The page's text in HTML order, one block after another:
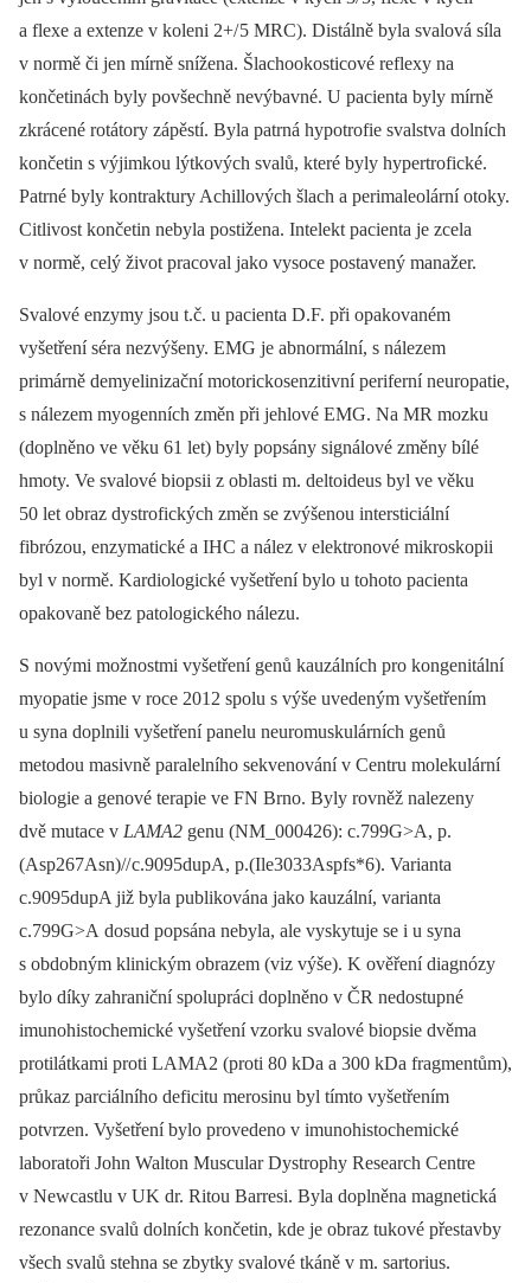
a flexe a extenze v koleni 2+/ 5 MRC). Distálně byla svalová síla
v normě či jen mírně snížena. Šlachookosticové reflexy na
končetinách byly povšechně nevýbavné. U pacienta byly mírně
zkrácené rotátory zápěstí. Byla patrná hypotrofie svalstva dolních
končetin s výjimkou lýtkových svalů, které byly hypertrofické.
Patrné byly kontraktury Achillových šlach a perimaleolární otoky.
Citlivost končetin nebyla postižena. Intelekt pacienta je zcela
v normě, celý život pracoval jako vysoce postavený manažer.
Svalové enzymy jsou t.č. u pacienta D.F. při opakovaném
vyšetření séra nezvýšeny. EMG je abnormální, s nálezem
primárně demyelinizační motorickosenzitivní periferní neuropatie,
s nálezem myogenních změn při jehlové EMG. Na MR mozku
(doplněno ve věku 61 let) byly popsány signálové změny bílé
hmoty. Ve svalové biopsii z oblasti m. deltoideus byl ve věku
50 let obraz dystrofických změn se zvýšenou intersticiální
fibrózou, enzymatické a IHC a nález v elektronové mikroskopii
byl v normě. Kardiologické vyšetření bylo u tohoto pacienta
opakovaně bez patologického nálezu.
S novými možnostmi vyšetření genů kauzálních pro kongenitální
myopatie jsme v roce 2012 spolu s výše uvedeným vyšetřením
u syna doplnili vyšetření panelu neuromuskulárních genů
metodou masivně paralelního sekvenování v Centru molekulární
biologie a genové terapie ve FN Brno. Byly rovněž nalezeny
dvě mutace v LAMA2 genu (NM_000426): c.799G>A, p.
(Asp267Asn)// c.9095dupA, p.(Ile3033Aspfs*6). Varianta
c.9095dupA již byla publikována jako kauzální, varianta
c.799G>A dosud popsána nebyla, ale vyskytuje se i u syna
s obdobným klinickým obrazem (viz výše). K ověření diagnózy
bylo díky zahraniční spolupráci doplněno v ČR nedostupné
imunohistochemické vyšetření vzorku svalové biopsie dvěma
protilátkami proti LAMA2 (proti 80 kDa a 300 kDa fragmentům),
průkaz parciálního deficitu merosinu byl tímto vyšetřením
potvrzen. Vyšetření bylo provedeno v imunohistochemické
laboratoři John Walton Muscular Dystrophy Research Centre
v Newcastlu v UK dr. Ritou Barresi. Byla doplněna magnetická
rezonance svalů dolních končetin, kde je obraz tukové přestavby
všech svalů stehna se zbytky svalové tkáně v m. sartorius.